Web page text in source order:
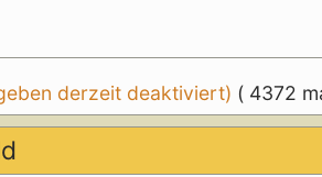
derzeit deaktiviert) ( 4372